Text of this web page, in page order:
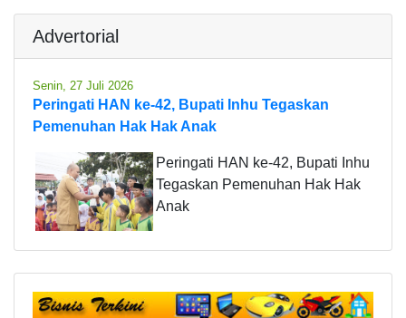
Advertorial
Senin, 27 Juli 2026
Peringati HAN ke-42, Bupati Inhu Tegaskan
Pemenuhan Hak Hak Anak
Peringati HAN ke-42, Bupati Inhu
Tegaskan Pemenuhan Hak Hak
Anak